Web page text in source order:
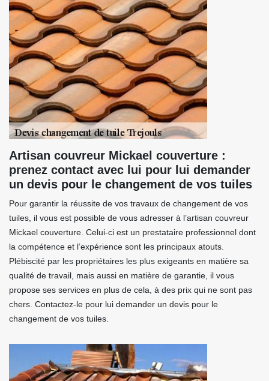
Artisan couvreur Mickael couverture :
prenez contact avec lui pour lui demander
un devis pour le changement de vos tuiles
Pour garantir la réussite de vos travaux de changement de vos
tuiles, il vous est possible de vous adresser à l’artisan couvreur
Mickael couverture. Celui-ci est un prestataire professionnel dont
la compétence et l’expérience sont les principaux atouts.
Plébiscité par les propriétaires les plus exigeants en matière sa
qualité de travail, mais aussi en matière de garantie, il vous
propose ses services en plus de cela, à des prix qui ne sont pas
chers. Contactez-le pour lui demander un devis pour le
changement de vos tuiles.